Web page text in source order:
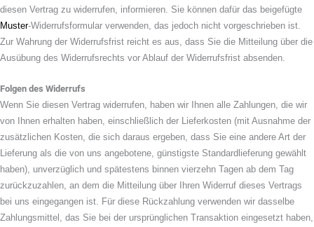
diesen Vertrag zu widerrufen, informieren. Sie können dafür das beigefügte
Muster-Widerrufsformular verwenden, das jedoch nicht vorgeschrieben ist.
Zur Wahrung der Widerrufsfrist reicht es aus, dass Sie die Mitteilung über die
Ausübung des Widerrufsrechts vor Ablauf der Widerrufsfrist absenden.
Folgen des Widerrufs
Wenn Sie diesen Vertrag widerrufen, haben wir Ihnen alle Zahlungen, die wir
von Ihnen erhalten haben, einschließlich der Lieferkosten (mit Ausnahme der
zusätzlichen Kosten, die sich daraus ergeben, dass Sie eine andere Art der
Lieferung als die von uns angebotene, günstigste Standardlieferung gewählt
haben), unverzüglich und spätestens binnen vierzehn Tagen ab dem Tag
zurückzuzahlen, an dem die Mitteilung über Ihren Widerruf dieses Vertrags
bei uns eingegangen ist. Für diese Rückzahlung verwenden wir dasselbe
Zahlungsmittel, das Sie bei der ursprünglichen Transaktion eingesetzt haben,